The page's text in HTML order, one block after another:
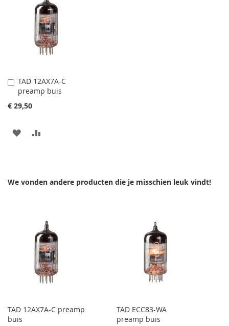
TE
VERGELIJKEN
TAD 12AX7A-C
preamp buis
€ 29,50
Aan
winkelwagen
toevoegen
AAN
TE
We vonden andere producten die je misschien leuk vindt!
TAD 12AX7A-C preamp
buis
TAD ECC83-WA
preamp buis